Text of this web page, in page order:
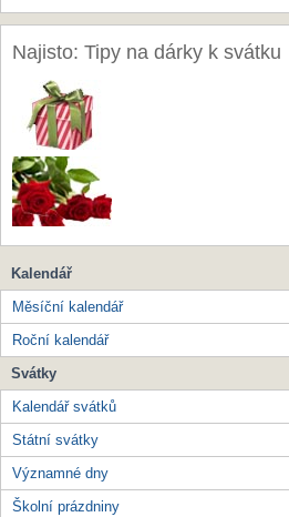
Najisto: Tipy na dárky k svátku
Kalendář
Měsíční kalendář
Roční kalendář
Svátky
Kalendář svátků
Státní svátky
Významné dny
Školní prázdniny